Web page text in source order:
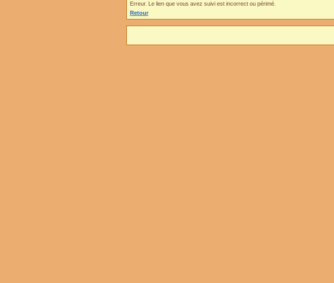
Erreur. Le lien que vous avez suivi est incorrect ou périmé.
Retour